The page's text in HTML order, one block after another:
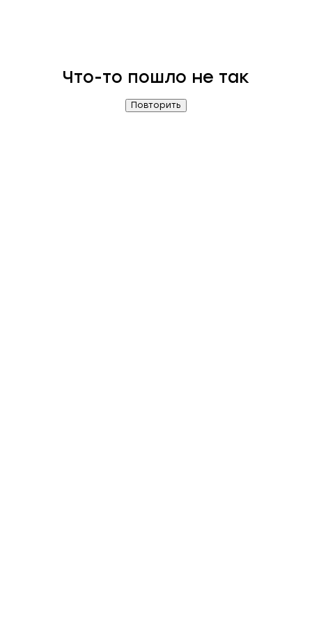
Что-то пошло не так
Повторить